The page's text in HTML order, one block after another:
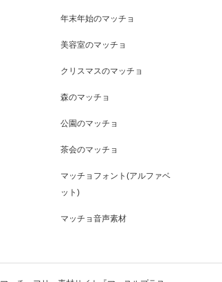
年末年始のマッチョ
美容室のマッチョ
クリスマスのマッチョ
森のマッチョ
公園のマッチョ
茶会のマッチョ
マッチョフォント(アルファベ
ット)
マッチョ音声素材